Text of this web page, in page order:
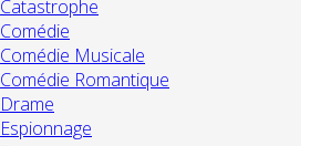
Catastrophe
Comédie
Comédie Musicale
Comédie Romantique
Drame
Espionnage